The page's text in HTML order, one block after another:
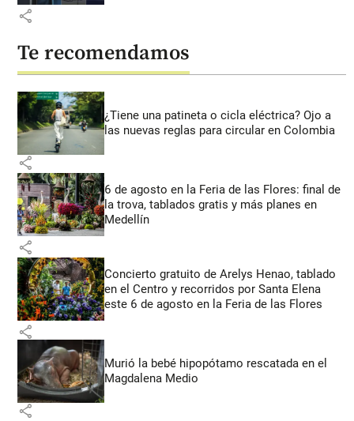
share
Te recomendamos
¿Tiene una patineta o cicla eléctrica? Ojo a
las nuevas reglas para circular en Colombia
share
6 de agosto en la Feria de las Flores: final de
la trova, tablados gratis y más planes en
Medellín
share
Concierto gratuito de Arelys Henao, tablado
en el Centro y recorridos por Santa Elena
este 6 de agosto en la Feria de las Flores
share
Murió la bebé hipopótamo rescatada en el
Magdalena Medio
share